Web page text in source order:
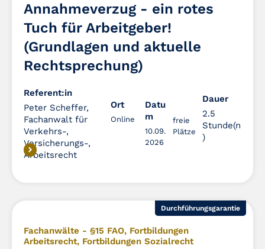
Annahmeverzug - ein rotes
Tuch für Arbeitgeber!
(Grundlagen und aktuelle
Rechtsprechung)
Referent:in
Peter Scheffer,
Fachanwalt für
Verkehrs-,
Versicherungs-,
Arbeitsrecht
Ort
Online
Datu
m
10.09.
2026
freie
Plätze
Dauer
2.5
Stunde(n
)
Durchführungsgarantie
Fachanwälte - §15 FAO, Fortbildungen
Arbeitsrecht, Fortbildungen Sozialrecht